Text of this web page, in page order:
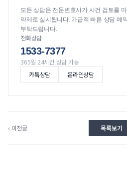
모든 상담은 전문변호사가 사건 검토를
약제로 실시됩니다. 가급적 빠른 상담 예
부탁드립니다.
전화상담
1533-7377
365일 24시간 상담 가능
카톡상담
온라인상담
‹ 이전글 목록보기